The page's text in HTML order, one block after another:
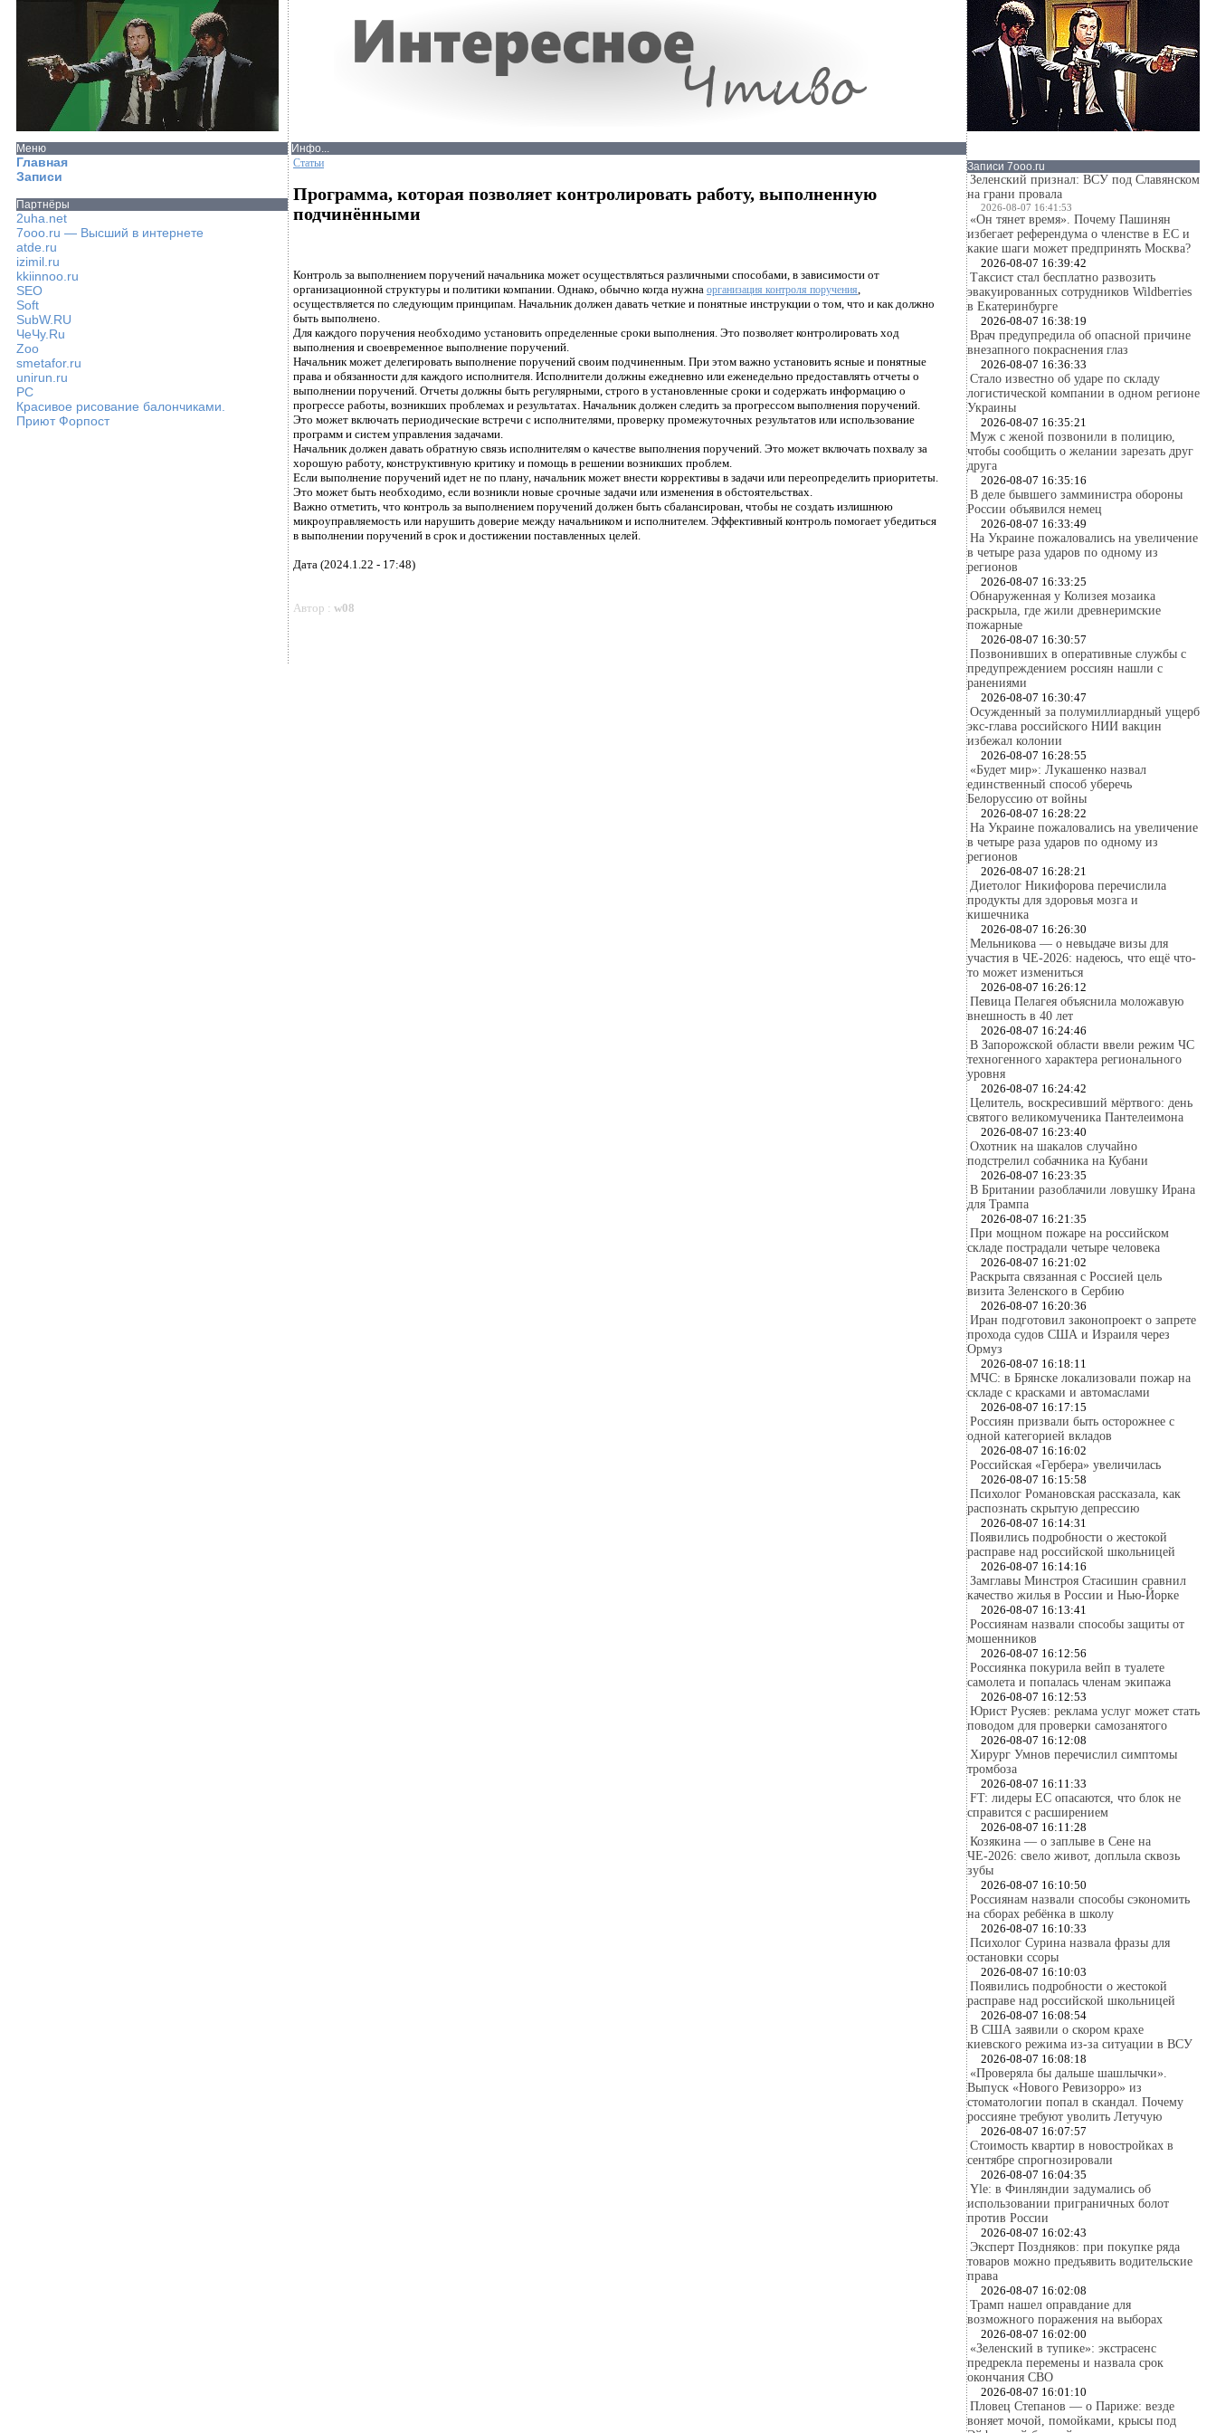
Меню
Главная
Записи
Партнёры
2uha.net
7ooo.ru — Высший в интернете
atde.ru
izimil.ru
kkiinnoo.ru
SEO
Soft
SubW.RU
ЧеЧу.Ru
Zoo
smetafor.ru
unirun.ru
PC
Красивое рисование балончиками.
Приют Форпост
Инфо...
Статьи
Программа, которая позволяет контролировать работу, выполненную
подчинёнными
Контроль за выполнением поручений начальника может осуществляться различными способами, в зависимости от
организационной структуры и политики компании. Однако, обычно когда нужна организация контроля поручения,
осуществляется по следующим принципам. Начальник должен давать четкие и понятные инструкции о том, что и как должно
быть выполнено.
Для каждого поручения необходимо установить определенные сроки выполнения. Это позволяет контролировать ход
выполнения и своевременное выполнение поручений.
Начальник может делегировать выполнение поручений своим подчиненным. При этом важно установить ясные и понятные
права и обязанности для каждого исполнителя. Исполнители должны ежедневно или еженедельно предоставлять отчеты о
выполнении поручений. Отчеты должны быть регулярными, строго в установленные сроки и содержать информацию о
прогрессе работы, возникших проблемах и результатах. Начальник должен следить за прогрессом выполнения поручений.
Это может включать периодические встречи с исполнителями, проверку промежуточных результатов или использование
программ и систем управления задачами.
Начальник должен давать обратную связь исполнителям о качестве выполнения поручений. Это может включать похвалу за
хорошую работу, конструктивную критику и помощь в решении возникших проблем.
Если выполнение поручений идет не по плану, начальник может внести коррективы в задачи или переопределить приоритеты.
Это может быть необходимо, если возникли новые срочные задачи или изменения в обстоятельствах.
Важно отметить, что контроль за выполнением поручений должен быть сбалансирован, чтобы не создать излишнюю
микроуправляемость или нарушить доверие между начальником и исполнителем. Эффективный контроль помогает убедиться
в выполнении поручений в срок и достижении поставленных целей.
Дата (2024.1.22 - 17:48)
Автор : w08
Записи 7ooo.ru
Зеленский признал: ВСУ под Славянском
на грани провала
2026-08-07 16:41:53
«Он тянет время». Почему Пашинян
избегает референдума о членстве в ЕС и
какие шаги может предпринять Москва?
2026-08-07 16:39:42
Таксист стал бесплатно развозить
эвакуированных сотрудников Wildberries
в Екатеринбурге
2026-08-07 16:38:19
Врач предупредила об опасной причине
внезапного покраснения глаз
2026-08-07 16:36:33
Стало известно об ударе по складу
логистической компании в одном регионе
Украины
2026-08-07 16:35:21
Муж с женой позвонили в полицию,
чтобы сообщить о желании зарезать друг
друга
2026-08-07 16:35:16
В деле бывшего замминистра обороны
России объявился немец
2026-08-07 16:33:49
На Украине пожаловались на увеличение
в четыре раза ударов по одному из
регионов
2026-08-07 16:33:25
Обнаруженная у Колизея мозаика
раскрыла, где жили древнеримские
пожарные
2026-08-07 16:30:57
Позвонивших в оперативные службы с
предупреждением россиян нашли с
ранениями
2026-08-07 16:30:47
Осужденный за полумиллиардный ущерб
экс-глава российского НИИ вакцин
избежал колонии
2026-08-07 16:28:55
«Будет мир»: Лукашенко назвал
единственный способ уберечь
Белоруссию от войны
2026-08-07 16:28:22
На Украине пожаловались на увеличение
в четыре раза ударов по одному из
регионов
2026-08-07 16:28:21
Диетолог Никифорова перечислила
продукты для здоровья мозга и
кишечника
2026-08-07 16:26:30
Мельникова — о невыдаче визы для
участия в ЧЕ-2026: надеюсь, что ещё что-
то может измениться
2026-08-07 16:26:12
Певица Пелагея объяснила моложавую
внешность в 40 лет
2026-08-07 16:24:46
В Запорожской области ввели режим ЧС
техногенного характера регионального
уровня
2026-08-07 16:24:42
Целитель, воскресивший мёртвого: день
святого великомученика Пантелеимона
2026-08-07 16:23:40
Охотник на шакалов случайно
подстрелил собачника на Кубани
2026-08-07 16:23:35
В Британии разоблачили ловушку Ирана
для Трампа
2026-08-07 16:21:35
При мощном пожаре на российском
складе пострадали четыре человека
2026-08-07 16:21:02
Раскрыта связанная с Россией цель
визита Зеленского в Сербию
2026-08-07 16:20:36
Иран подготовил законопроект о запрете
прохода судов США и Израиля через
Ормуз
2026-08-07 16:18:11
МЧС: в Брянске локализовали пожар на
складе с красками и автомаслами
2026-08-07 16:17:15
Россиян призвали быть осторожнее с
одной категорией вкладов
2026-08-07 16:16:02
Российская «Гербера» увеличилась
2026-08-07 16:15:58
Психолог Романовская рассказала, как
распознать скрытую депрессию
2026-08-07 16:14:31
Появились подробности о жестокой
расправе над российской школьницей
2026-08-07 16:14:16
Замглавы Минстроя Стасишин сравнил
качество жилья в России и Нью-Йорке
2026-08-07 16:13:41
Россиянам назвали способы защиты от
мошенников
2026-08-07 16:12:56
Россиянка покурила вейп в туалете
самолета и попалась членам экипажа
2026-08-07 16:12:53
Юрист Русяев: реклама услуг может стать
поводом для проверки самозанятого
2026-08-07 16:12:08
Хирург Умнов перечислил симптомы
тромбоза
2026-08-07 16:11:33
FT: лидеры ЕС опасаются, что блок не
справится с расширением
2026-08-07 16:11:28
Козякина — о заплыве в Сене на
ЧЕ-2026: свело живот, доплыла сквозь
зубы
2026-08-07 16:10:50
Россиянам назвали способы сэкономить
на сборах ребёнка в школу
2026-08-07 16:10:33
Психолог Сурина назвала фразы для
остановки ссоры
2026-08-07 16:10:03
Появились подробности о жестокой
расправе над российской школьницей
2026-08-07 16:08:54
В США заявили о скором крахе
киевского режима из-за ситуации в ВСУ
2026-08-07 16:08:18
«Проверяла бы дальше шашлычки».
Выпуск «Нового Ревизорро» из
стоматологии попал в скандал. Почему
россияне требуют уволить Летучую
2026-08-07 16:07:57
Стоимость квартир в новостройках в
сентябре спрогнозировали
2026-08-07 16:04:35
Yle: в Финляндии задумались об
использовании приграничных болот
против России
2026-08-07 16:02:43
Эксперт Поздняков: при покупке ряда
товаров можно предъявить водительские
права
2026-08-07 16:02:08
Трамп нашел оправдание для
возможного поражения на выборах
2026-08-07 16:02:00
«Зеленский в тупике»: экстрасенс
предрекла перемены и назвала срок
окончания СВО
2026-08-07 16:01:10
Пловец Степанов — о Париже: везде
воняет мочой, помойками, крысы под